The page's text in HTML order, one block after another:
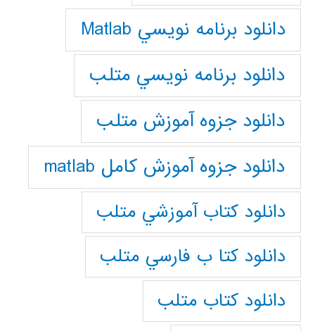
دانلود برنامه نويسي Matlab
دانلود برنامه نويسي متلب
دانلود جزوه آموزش متلب
دانلود جزوه آموزش کامل matlab
دانلود كتاب آموزشي متلب
دانلود كتا ب فارسي متلب
دانلود كتاب متلب